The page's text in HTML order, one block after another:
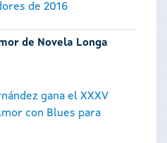
de 2016
de Novela Longa
gana el XXXV
con Blues para